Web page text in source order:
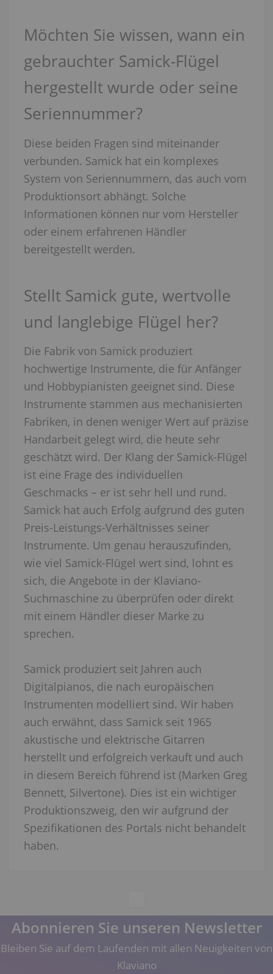
Möchten Sie wissen, wann ein
gebrauchter Samick-Flügel
hergestellt wurde oder seine
Seriennummer?
Diese beiden Fragen sind miteinander
verbunden. Samick hat ein komplexes
System von Seriennummern, das auch vom
Produktionsort abhängt. Solche
Informationen können nur vom Hersteller
oder einem erfahrenen Händler
bereitgestellt werden.
Stellt Samick gute, wertvolle
und langlebige Flügel her?
Die Fabrik von Samick produziert
hochwertige Instrumente, die für Anfänger
und Hobbypianisten geeignet sind. Diese
Instrumente stammen aus mechanisierten
Fabriken, in denen weniger Wert auf präzise
Handarbeit gelegt wird, die heute sehr
geschätzt wird. Der Klang der Samick-Flügel
ist eine Frage des individuellen
Geschmacks – er ist sehr hell und rund.
Samick hat auch Erfolg aufgrund des guten
Preis-Leistungs-Verhältnisses seiner
Instrumente. Um genau herauszufinden,
wie viel Samick-Flügel wert sind, lohnt es
sich, die Angebote in der Klaviano-
Suchmaschine zu überprüfen oder direkt
mit einem Händler dieser Marke zu
sprechen.
Samick produziert seit Jahren auch
Digitalpianos, die nach europäischen
Instrumenten modelliert sind. Wir haben
auch erwähnt, dass Samick seit 1965
akustische und elektrische Gitarren
herstellt und erfolgreich verkauft und auch
in diesem Bereich führend ist (Marken Greg
Bennett, Silvertone). Dies ist ein wichtiger
Produktionszweig, den wir aufgrund der
Spezifikationen des Portals nicht behandelt
haben.
Abonnieren Sie unseren Newsletter
Bleiben Sie auf dem Laufenden mit allen Neuigkeiten von
Klaviano